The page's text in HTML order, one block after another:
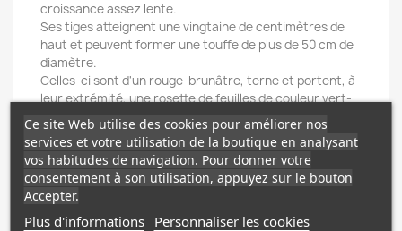
croissance assez lente.
Ses tiges atteignent une vingtaine de centimètres de
haut et peuvent former une touffe de plus de 50 cm de
diamètre.
Celles-ci sont d'un rouge-brunâtre, terne et portent, à
leur extrémité, une rosette de feuilles de couleur vert-
jaune à orange suivant l'exposition au soleil.
Ces feuilles sont charnues, carénées (en forme de
barque), assez longues, plus de 3 cm de longueur sur 1
cm ou plus de largeur.
Petites fleurs blanches au bout d'une petite hampe en
forme de parasol.
Ce site Web utilise des cookies pour améliorer nos
services et votre utilisation de la boutique en analysant
vos habitudes de navigation. Pour donner votre
consentement à son utilisation, appuyez sur le bouton
Accepter.
Plus d'informations Personnaliser les cookies